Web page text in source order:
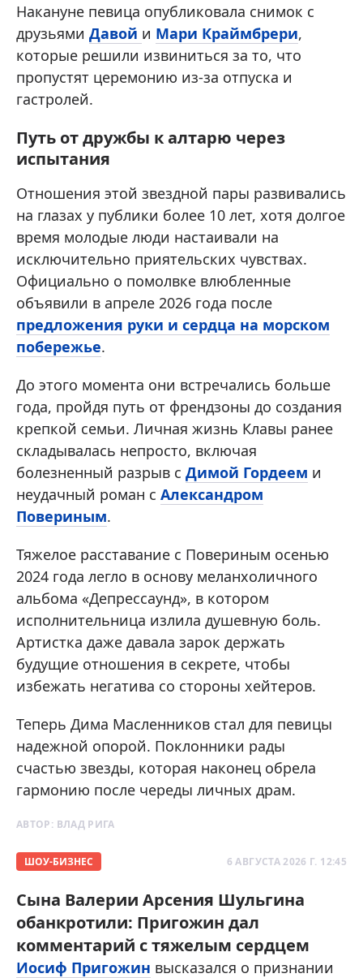
Накануне певица опубликовала снимок с
друзьями Давой и Мари Краймбрери,
которые решили извиниться за то, что
пропустят церемонию из-за отпуска и
гастролей.
Путь от дружбы к алтарю через
испытания
Отношения этой звездной пары развивались
на глазах у публики более 10 лет, хотя долгое
время молодые люди настаивали на
исключительно приятельских чувствах.
Официально о помолвке влюбленные
объявили в апреле 2026 года после
предложения руки и сердца на морском
побережье.
До этого момента они встречались больше
года, пройдя путь от френдзоны до создания
крепкой семьи. Личная жизнь Клавы ранее
складывалась непросто, включая
болезненный разрыв с Димой Гордеем и
неудачный роман с Александром
Повериным.
Тяжелое расставание с Повериным осенью
2024 года легло в основу меланхоличного
альбома «Депрессаунд», в котором
исполнительница излила душевную боль.
Артистка даже давала зарок держать
будущие отношения в секрете, чтобы
избежать негатива со стороны хейтеров.
Теперь Дима Масленников стал для певицы
надежной опорой. Поклонники рады
счастью звезды, которая наконец обрела
гармонию после череды личных драм.
АВТОР: ВЛАД РИГА
ШОУ-БИЗНЕС 6 АВГУСТА 2026 Г. 12:45
Сына Валерии Арсения Шульгина
обанкротили: Пригожин дал
комментарий с тяжелым сердцем
Иосиф Пригожин высказался о признании